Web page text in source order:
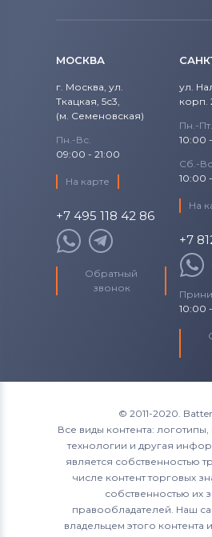
МОСКВА
г. Москва, ул.
Ткацкая, 5с3,
(м. Семеновская)
Пн.-Вс.
09:00 - 21:00
На карте
+7 495 118 42 86
Обратный
звонок
ул.
корп.
Пн.-Пт.
10:00
Сб.-Вс.
10:00
На
+7
10:00
© 2011-2020.
Все виды контента: логотипы,
технологии и другая
является собственностью
числе контент торговых
собственностью их
правообладателей. Наш
владельцем этого контента